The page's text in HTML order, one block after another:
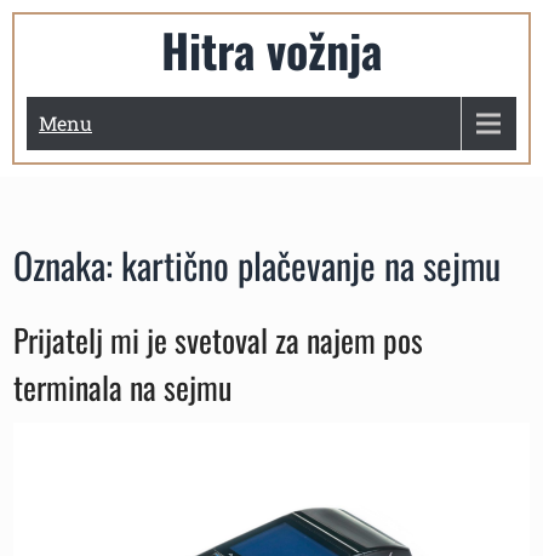
Skip
Hitra vožnja
Menu
Oznaka: kartično plačevanje na sejmu
Prijatelj mi je svetoval za najem pos
terminala na sejmu